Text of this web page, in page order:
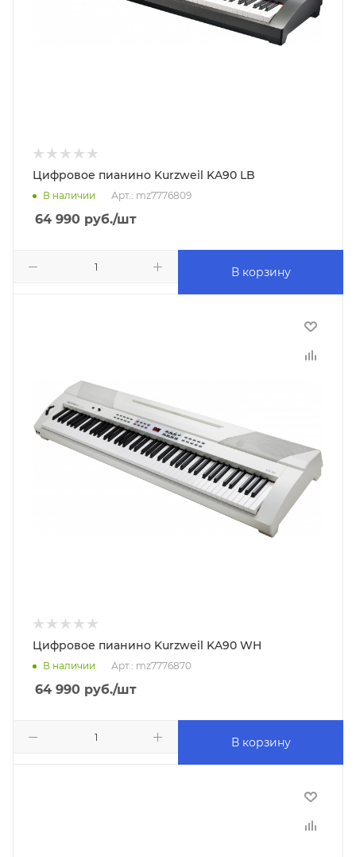
Цифровое пианино Kurzweil KA90 LB
В наличии Арт.: mz7776809
64 990 руб./шт
В корзину
Цифровое пианино Kurzweil KA90 WH
В наличии Арт.: mz7776870
64 990 руб./шт
В корзину